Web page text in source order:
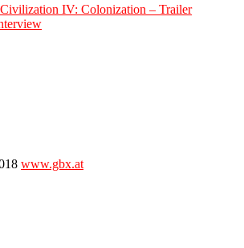
Civilization IV: Colonization – Trailer
www.gbx.at